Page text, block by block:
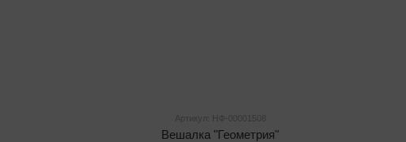
Артикул: НФ-00001508
Вешалка "Геометрия"